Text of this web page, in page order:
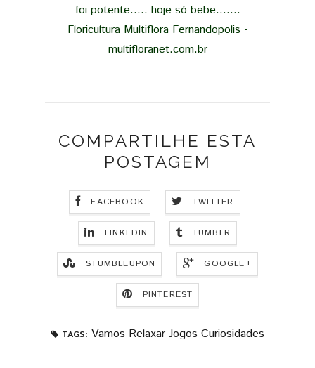
foi potente..... hoje só bebe.......
Floricultura Multiflora Fernandopolis -
multifloranet.com.br
COMPARTILHE ESTA
POSTAGEM
FACEBOOK TWITTER
LINKEDIN TUMBLR
STUMBLEUPON GOOGLE+
PINTEREST
TAGS: Vamos Relaxar Jogos Curiosidades